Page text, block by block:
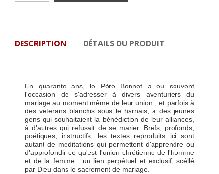
DESCRIPTION DÉTAILS DU PRODUIT
En quarante ans, le Père Bonnet a eu souvent
l'occasion de s'adresser à divers aventuriers du
mariage au moment même de leur union ; et parfois à
des vétérans blanchis sous le harnais, à des jeunes
gens qui souhaitaient la bénédiction de leur alliances,
à d'autres qui refusait de se marier. Brefs, profonds,
poétiques, instructifs, les textes reproduits ici sont
autant de méditations qui permettent d'apprendre ou
d'approfondir ce qu'est l'union chrétienne de l'homme
et de la femme : un lien perpétuel et exclusif, scéllé
par Dieu dans le sacrement de mariage.